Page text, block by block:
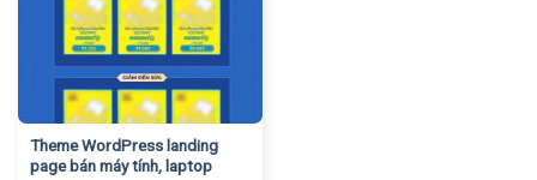
Theme WordPress landing
page bán máy tính, laptop